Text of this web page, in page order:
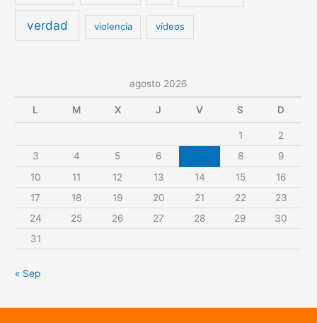
verdad violencia vídeos
agosto 2026
L M X J V S D
1
2
3
4 5 6 8
9
10
11 12 13 14 15
16
17
18 19 20 21 22
23
24
25 26 27 28 29
30
31
« Sep